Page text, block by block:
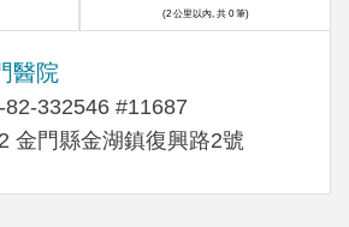
醫院
332546 #11687
金門縣金湖鎮復興路2號
(2 公里以內, 共 0 筆)